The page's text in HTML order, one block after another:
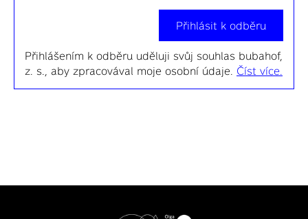
Přihlásit k odběru
Přihlášením k odběru uděluji svůj souhlas bubahof,
z. s., aby zpracovával moje osobní údaje. Číst více.